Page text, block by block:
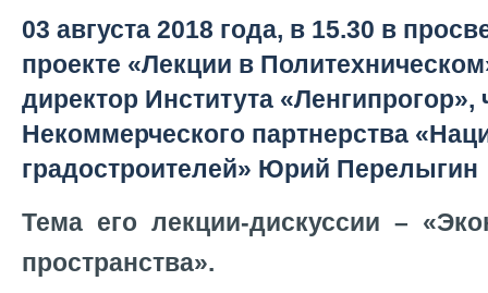
03 августа 2018 года, в 15.30 в
проекте «Лекции в
директор Института «Ленгипрогор»,
Некоммерческого партнерства
градостроителей» Юрий Перелыгин
Тема его лекции-дискуссии –
пространства».